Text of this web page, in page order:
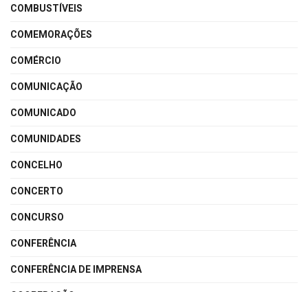
COMBUSTÍVEIS
COMEMORAÇÕES
COMÉRCIO
COMUNICAÇÃO
COMUNICADO
COMUNIDADES
CONCELHO
CONCERTO
CONCURSO
CONFERÊNCIA
CONFERÊNCIA DE IMPRENSA